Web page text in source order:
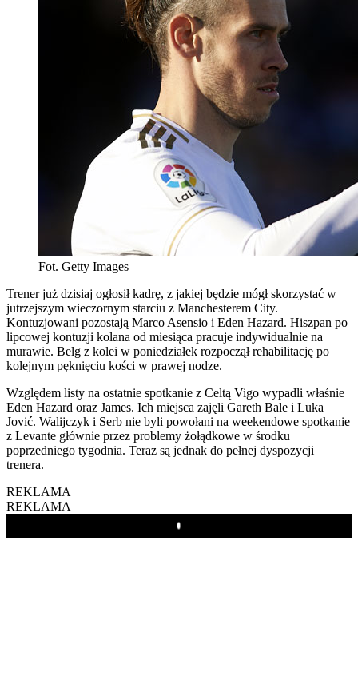
Fot. Getty Images
Trener już dzisiaj ogłosił kadrę, z jakiej będzie mógł skorzystać w
jutrzejszym wieczornym starciu z Manchesterem City.
Kontuzjowani pozostają Marco Asensio i Eden Hazard. Hiszpan po
lipcowej kontuzji kolana od miesiąca pracuje indywidualnie na
murawie. Belg z kolei w poniedziałek rozpoczął rehabilitację po
kolejnym pęknięciu kości w prawej nodze.
Względem listy na ostatnie spotkanie z Celtą Vigo wypadli właśnie
Eden Hazard oraz James. Ich miejsca zajęli Gareth Bale i Luka
Jović. Walijczyk i Serb nie byli powołani na weekendowe spotkanie
z Levante głównie przez problemy żołądkowe w środku
poprzedniego tygodnia. Teraz są jednak do pełnej dyspozycji
trenera.
REKLAMA
REKLAMA
Play